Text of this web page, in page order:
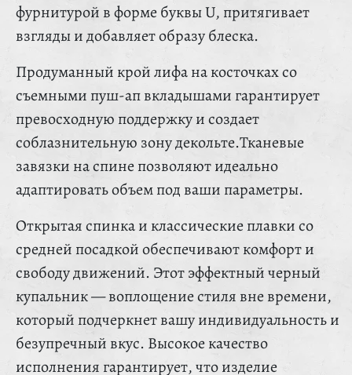
фурнитурой в форме буквы U, притягивает
взгляды и добавляет образу блеска.
Продуманный крой лифа на косточках со
съемными пуш-ап вкладышами гарантирует
превосходную поддержку и создает
соблазнительную зону декольте.Тканевые
завязки на спине позволяют идеально
адаптировать объем под ваши параметры.
Открытая спинка и классические плавки со
средней посадкой обеспечивают комфорт и
свободу движений. Этот эффектный черный
купальник — воплощение стиля вне времени,
который подчеркнет вашу индивидуальность и
безупречный вкус. Высокое качество
исполнения гарантирует, что изделие